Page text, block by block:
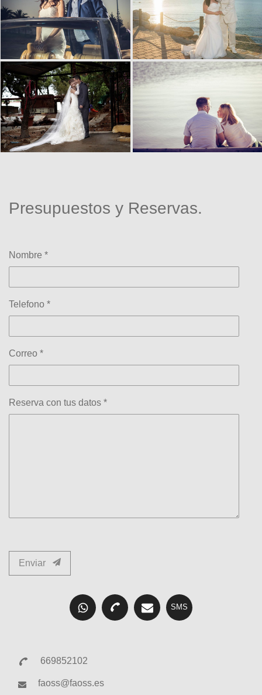
Presupuestos y Reservas.
Nombre *
Telefono *
Correo *
Reserva con tus datos *
Enviar
SMS
669852102
faoss@faoss.es